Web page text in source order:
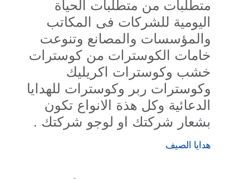
متطلبات من متطلبات الحياة
اليومية للشركات فى المكاتب
والمؤسسات والمصانع وتنوعت
خامات الكوسترات من كوسترات
خشب وكوسترات اكريليك
وكوسترات ربر وكوسترات للهدايا
الدعائية وكل هذة الانواع تكون
بشعار شركتك او لوجو شركتك .
هدايا الصيف